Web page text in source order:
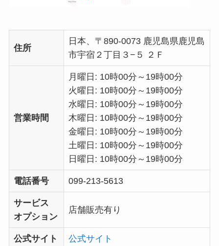
住所
日本、〒890-0073 鹿児島県鹿児島
市宇宿２丁目３−５ ２Ｆ
営業時間
月曜日: 10時00分～19時00分
火曜日: 10時00分～19時00分
水曜日: 10時00分～19時00分
木曜日: 10時00分～19時00分
金曜日: 10時00分～19時00分
土曜日: 10時00分～19時00分
日曜日: 10時00分～19時00分
電話番号 099-213-5613
サービス
オプション
店舗販売有り
公式サイト 公式サイト